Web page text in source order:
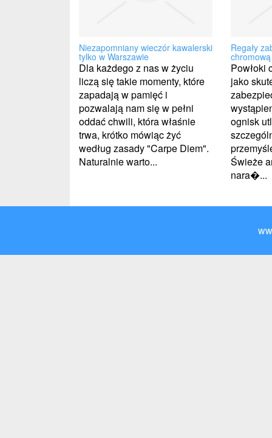
Niezapomniany wieczór kawalerski
tylko w Warszawie
Dla każdego z nas w życiu
liczą się takie momenty, które
zapadają w pamięć i
pozwalają nam się w pełni
oddać chwili, która właśnie
trwa, krótko mówiąc żyć
według zasady "Carpe Diem".
Naturalnie warto...
Regały
chromową
Powłoki
jako
ognisk
Świeże
nara�...